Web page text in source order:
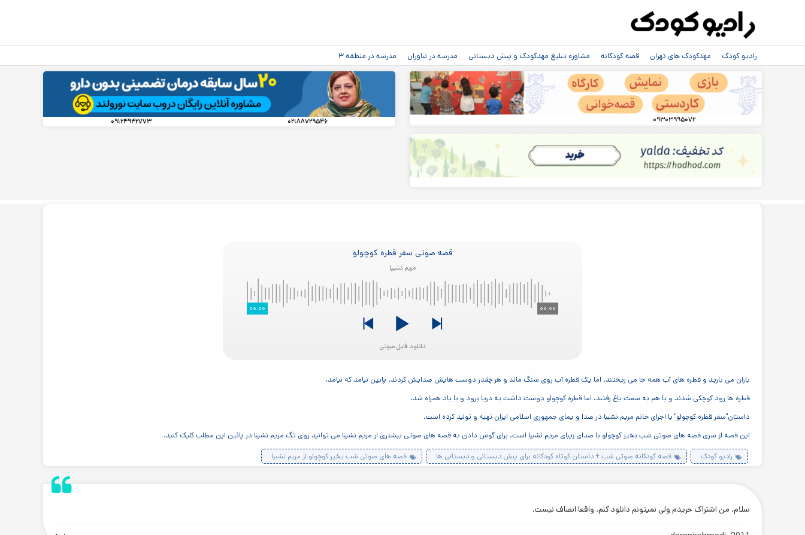
رادیو کودک مهدکودک های تهران قصه کودکانه مشاوره تبلیغ مهدکودک و پیش دبستانی مدرسه در نیاوران مدرسه در منطقه ۳
۰۹۳۰۳۹۹۵۰۷۲ ۰۲۱۸۸۷۲۹۵۴۶ ۰۹۱۲۴۹۴۲۷۷۳
قصه صوتی سفر قطره کوچولو
مریم نشیبا
۰۰:۰۰ ۰۰:۰۰
دانلود فایل صوتی
باران می بارید و قطره های آب همه جا می ریختند. اما یک قطره آب روی سنگ ماند و هر چقدر دوست هایش صدایش کردند، پایین نیامد که نیامد.
قطره ها رود کوچکی شدند و با هم به سمت باغ رفتند. اما قطره کوچولو دوست داشت به دریا برود و با باد همراه شد.
داستان"سفر قطره کوچولو" با اجرای خانم مریم نشیبا در صدا و یمای جمهوری اسلامی ایران تهیه و تولید کرده است.
این قصه از سری قصه های صوتی شب بخیر کوچولو با صدای زیبای مریم نشیبا است. برای گوش دادن به قصه های صوتی بیشتری از مریم نشیبا می توانید روی تگ مریم نشیبا در پائین این مطلب کلیک کنید.
رادیو کودک قصه کودکانه صوتی شب + داستان کوتاه کودکانه برای پیش دبستانی و دبستانی ها قصه های صوتی شب بخیر کوچولو از مریم نشیبا
سلام. من اشتراک خریدم ولی نمیتونم دانلود کنم. واقعا انصاف نیست.